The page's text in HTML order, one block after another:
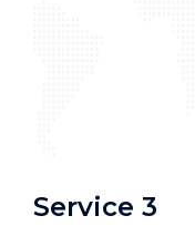
Service 3